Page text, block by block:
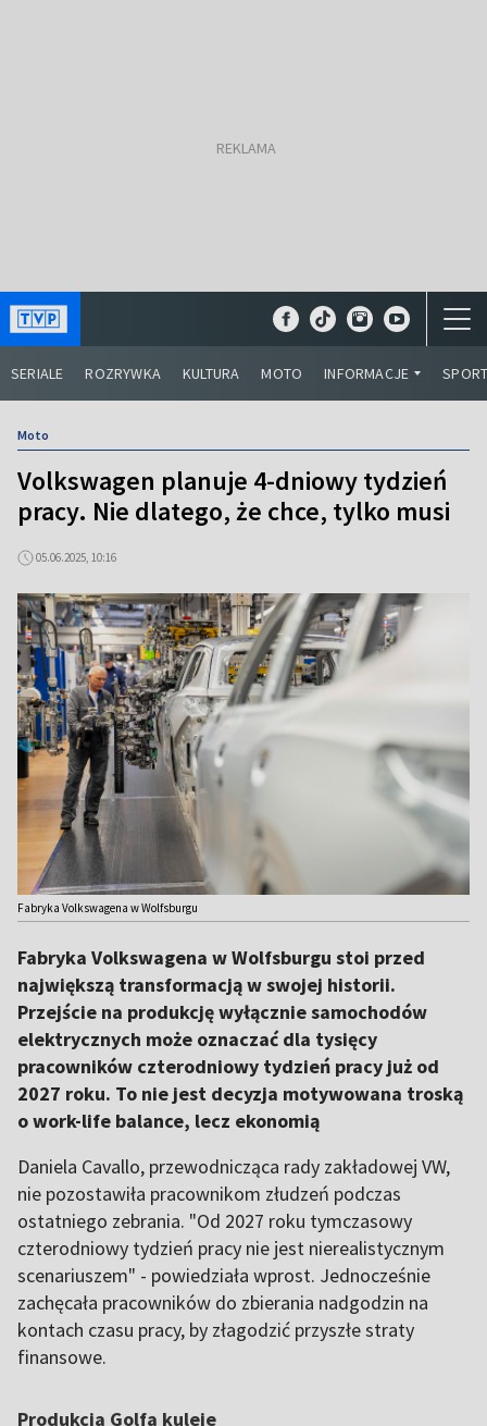
SERIALE ROZRYWKA KULTURA MOTO INFORMACJE
Moto
Volkswagen planuje 4-dniowy tydzień
pracy. Nie dlatego, że chce, tylko musi
05.06.2025, 10:16
Fabryka Volkswagena w Wolfsburgu
Fabryka Volkswagena w Wolfsburgu stoi przed
największą transformacją w swojej historii.
Przejście na produkcję wyłącznie samochodów
elektrycznych może oznaczać dla tysięcy
pracowników czterodniowy tydzień pracy już od
2027 roku. To nie jest decyzja motywowana troską
o work-life balance, lecz ekonomią
Daniela Cavallo, przewodnicząca rady zakładowej VW,
nie pozostawiła pracownikom złudzeń podczas
ostatniego zebrania. "Od 2027 roku tymczasowy
czterodniowy tydzień pracy nie jest nierealistycznym
scenariuszem" - powiedziała wprost. Jednocześnie
zachęcała pracowników do zbierania nadgodzin na
kontach czasu pracy, by złagodzić przyszłe straty
finansowe.
Produkcja Golfa kuleje